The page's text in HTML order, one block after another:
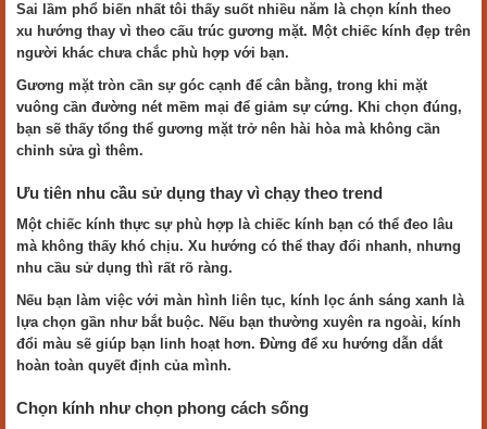
Sai lầm phổ biến nhất tôi thấy suốt nhiều năm là chọn kính theo
xu hướng thay vì theo cấu trúc gương mặt. Một chiếc kính đẹp trên
người khác chưa chắc phù hợp với bạn.
Gương mặt tròn cần sự góc cạnh để cân bằng, trong khi mặt
vuông cần đường nét mềm mại để giảm sự cứng. Khi chọn đúng,
bạn sẽ thấy tổng thể gương mặt trở nên hài hòa mà không cần
chỉnh sửa gì thêm.
Ưu tiên nhu cầu sử dụng thay vì chạy theo trend
Một chiếc kính thực sự phù hợp là chiếc kính bạn có thể đeo lâu
mà không thấy khó chịu. Xu hướng có thể thay đổi nhanh, nhưng
nhu cầu sử dụng thì rất rõ ràng.
Nếu bạn làm việc với màn hình liên tục, kính lọc ánh sáng xanh là
lựa chọn gần như bắt buộc. Nếu bạn thường xuyên ra ngoài, kính
đổi màu sẽ giúp bạn linh hoạt hơn. Đừng để xu hướng dẫn dắt
hoàn toàn quyết định của mình.
Chọn kính như chọn phong cách sống